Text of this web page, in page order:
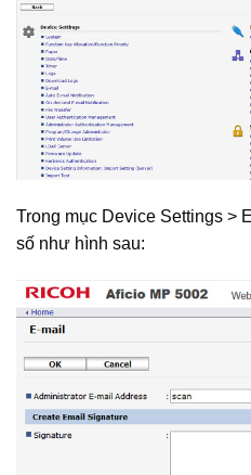
Trong mục Device Settings >
số như hình sau: